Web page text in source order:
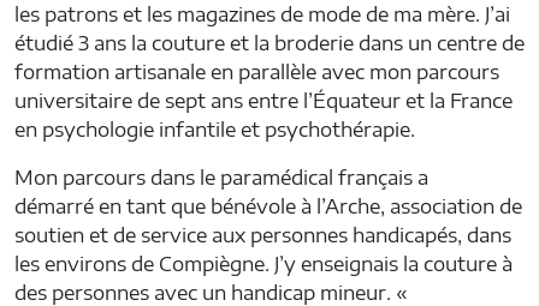
les patrons et les magazines de mode de ma mère. J’ai
étudié 3 ans la couture et la broderie dans un centre de
formation artisanale en parallèle avec mon parcours
universitaire de sept ans entre l’Équateur et la France
en psychologie infantile et psychothérapie.
Mon parcours dans le paramédical français a
démarré en tant que bénévole à l’Arche, association de
soutien et de service aux personnes handicapés, dans
les environs de Compiègne. J’y enseignais la couture à
des personnes avec un handicap mineur. «